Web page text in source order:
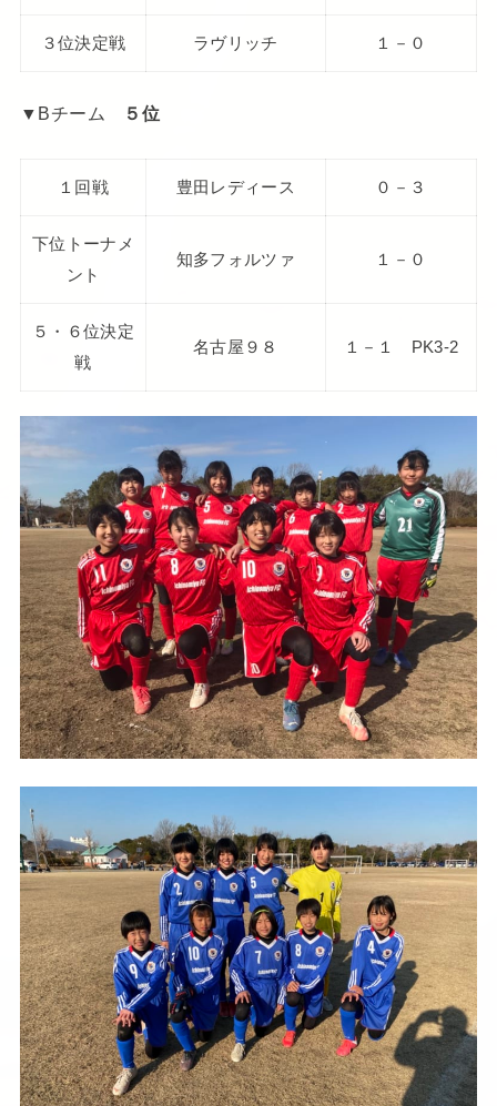
３位決定戦 ラヴリッチ １－０
▼Bチーム ５位
１回戦 豊田レディース ０－３
下位トーナメ
ント
知多フォルツァ １－０
５・６位決定
戦
名古屋９８ １－１ PK3-2